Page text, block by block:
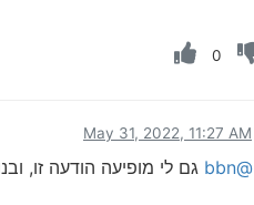
0
May 31, 2022, 11:27 AM
@bbn
גם לי מופיעה הודעה